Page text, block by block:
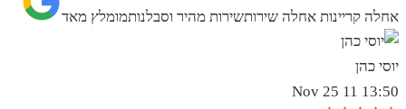
אחלה קריינות אחלה שירותשירות מהיר וסבלנותמומלץ מאד
יוסי כהן
13:50 11 Nov 25